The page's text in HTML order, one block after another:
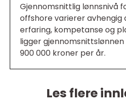
Gjennomsnittlig lønnsnivå
offshore varierer avhengig
erfaring, kompetanse og
ligger
900 000 kroner per år.
Les flere